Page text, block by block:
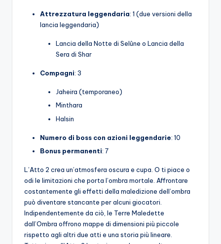
Attrezzatura leggendaria: 1 (due versioni della
lancia leggendaria)
Lancia della Notte di Selûne o Lancia della
Sera di Shar
Compagni: 3
Jaheira (temporaneo)
Minthara
Halsin
Numero di boss con azioni leggendarie: 10
Bonus permanenti: 7
L’Atto 2 crea un’atmosfera oscura e cupa. O ti piace o
odi le limitazioni che porta l’ombra mortale. Affrontare
costantemente gli effetti della maledizione dell’ombra
può diventare stancante per alcuni giocatori.
Indipendentemente da ciò, le Terre Maledette
dall’Ombra offrono mappe di dimensioni più piccole
rispetto agli altri due atti e una storia più lineare.